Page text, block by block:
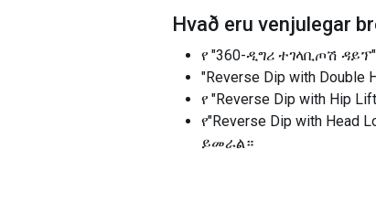
Hvað eru venjulegar
የ "360-ዲግሪ ተገላቢጦሽ
"Reverse Dip with
የ "Reverse Dip with
የ"Reverse Dip with
ይመራል።